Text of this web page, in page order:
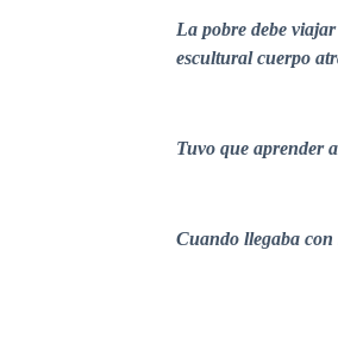
La pobre debe
escultural cuerpo
Tuvo que aprender
Cuando llegaba con